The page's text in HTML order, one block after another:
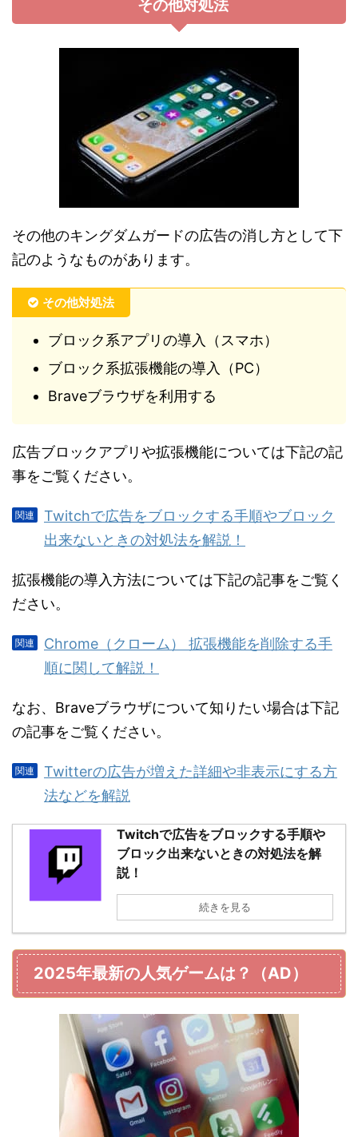
その他対処法
その他のキングダムガードの広告の消し方として下
記のようなものがあります。
その他対処法
ブロック系アプリの導入（スマホ）
ブロック系拡張機能の導入（PC）
Braveブラウザを利用する
広告ブロックアプリや拡張機能については下記の記
事をご覧ください。
Twitchで広告をブロックする手順やブロック
出来ないときの対処法を解説！
拡張機能の導入方法については下記の記事をご覧く
ださい。
Chrome（クローム） 拡張機能を削除する手
順に関して解説！
なお、Braveブラウザについて知りたい場合は下記
の記事をご覧ください。
Twitterの広告が増えた詳細や非表示にする方
法などを解説
Twitchで広告をブロックする手順や
ブロック出来ないときの対処法を解
説！
続きを見る
2025年最新の人気ゲームは？（AD）